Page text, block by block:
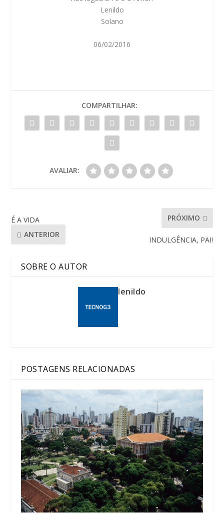
Lenildo
Solano
06/02/2016
COMPARTILHAR:
AVALIAR:
É A VIDA
ANTERIOR
PRÓXIMO
INDULGÊNCIA, PAI!
SOBRE O AUTOR
lenildo
POSTAGENS RELACIONADAS